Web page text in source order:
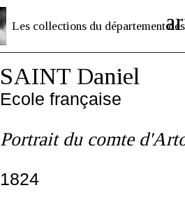
Les collections du département des
SAINT Daniel
Ecole française
Portrait du comte
1824